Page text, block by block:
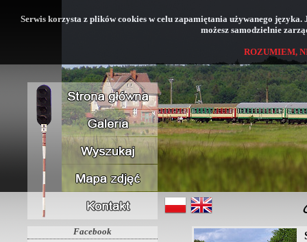
Serwis korzysta z plików cookies w celu zapamiętania używanego
możesz samodzielnie
ROZUMIEM,
Facebook